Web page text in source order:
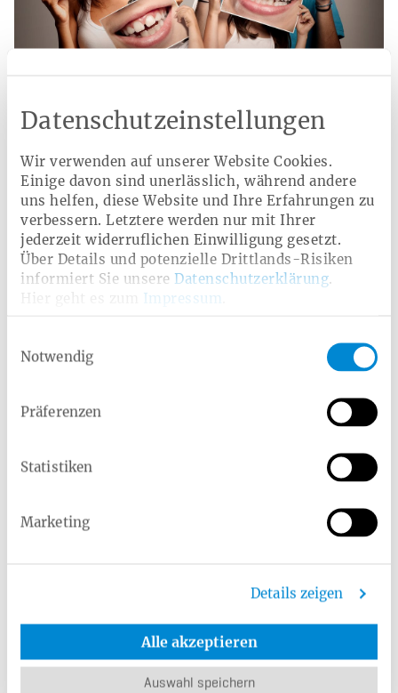
Datenschutzeinstellungen
Wir verwenden auf unserer Website Cookies.
Einige davon sind unerlässlich, während andere
uns helfen, diese Website und Ihre Erfahrungen zu
verbessern. Letztere werden nur mit Ihrer
jederzeit widerruflichen Einwilligung gesetzt.
Über Details und potenzielle Drittlands-Risiken
informiert Sie unsere Datenschutzerklärung.
Impressum
Notwendig
Präferenzen
Statistiken
Marketing
Details zeigen
Alle akzeptieren
Auswahl speichern
Zahngesundheit
Gesunde Zähne - ein Leben lang: Erfahren Sie,
wie Sie Ihre Zahngesundheit durch richtige
Pflege, professionelle Reinigung und
frühzeitige Behandlungen erhalten können.
Informieren Sie sich über unsere erweiterten
Leistungen für Ihr strahlendes Lächeln.
Je früher Krebs erkannt wird,
Heilungschancen. Was können
Sie tun, um Krebs vorzubeugen?
Vorsorgeuntersuchungen für
Impfungen
Schutz vor schweren
Krankheiten. Welche
Impfungen werden empfohlen
und welche sind Pflicht?
Erhalten Sie Antworten auf